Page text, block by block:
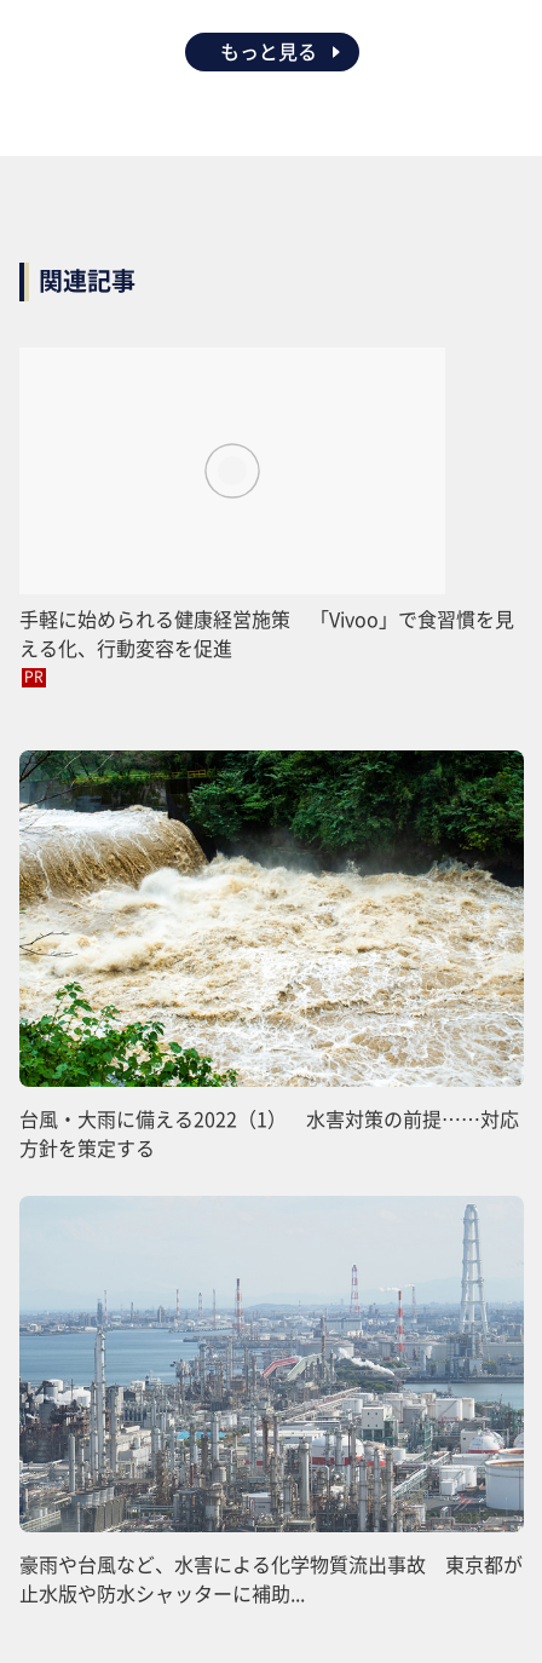
もっと見る
関連記事
手軽に始められる健康経営施策 「Vivoo」で食習慣を見
える化、行動変容を促進
PR
台風・大雨に備える2022（1） 水害対策の前提……対応
方針を策定する
豪雨や台風など、水害による化学物質流出事故 東京都が
止水版や防水シャッターに補助...